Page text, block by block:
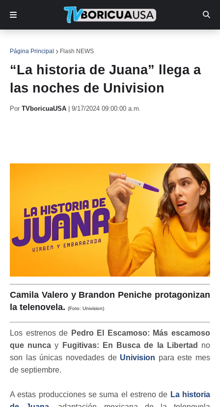
Página Principal Flash NEWS
“La historia de Juana” llega a
las noches de Univision
Por TVboricuaUSA 9/17/2024 09:00:00 a.m.
Camila Valero y Brandon Peniche protagonizan
la telenovela. (Foto: Univision)
Los estrenos de Pedro El Escamoso: Más escamoso
que nunca y Fugitivas: En Busca de la Libertad
no
son las únicas novedades de Univision para este mes
de septiembre.
A estas producciones se suma el estreno de La historia